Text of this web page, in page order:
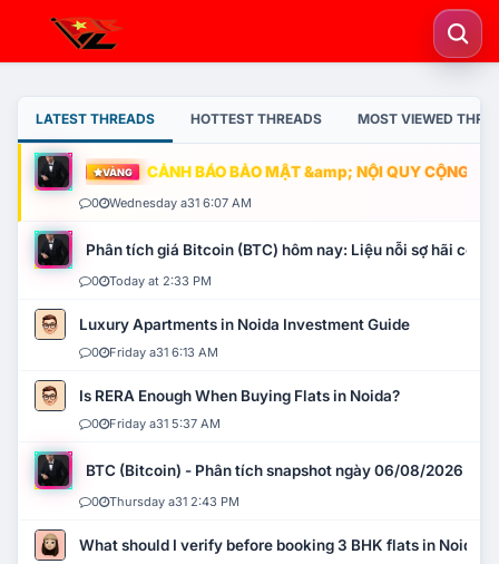
LATEST THREADS HOTTEST THREADS MOST VIEWED
VÀNG CẢNH BÁO BẢO MẬT &amp; NỘI QUY CỘNG
0 Wednesday a31 6:07 AM
Phân tích giá Bitcoin (BTC) hôm nay: Liệu nỗi sợ hãi có
0 Today at 2:33 PM
Luxury Apartments in Noida Investment Guide
0 Friday a31 6:13 AM
Is RERA Enough When Buying Flats in Noida?
0 Friday a31 5:37 AM
BTC (Bitcoin) - Phân tích snapshot ngày 06/08/2026
0 Thursday a31 2:43 PM
What should I verify before booking 3 BHK flats in Noida?